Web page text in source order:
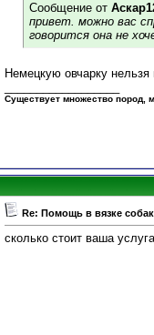
Сообщение от
привет. можно вас
говорится она не
Немецкую овчарку
Существует множество пород,
Re: Помощь в вязке
сколько стоит ваша